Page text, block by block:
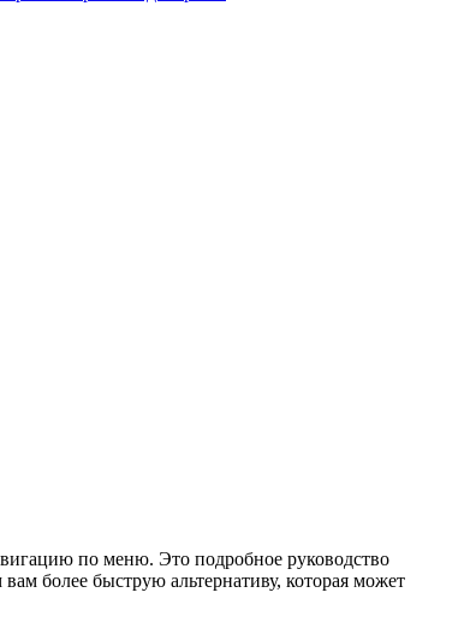
по меню. Это подробное руководство
более быструю альтернативу, которая может